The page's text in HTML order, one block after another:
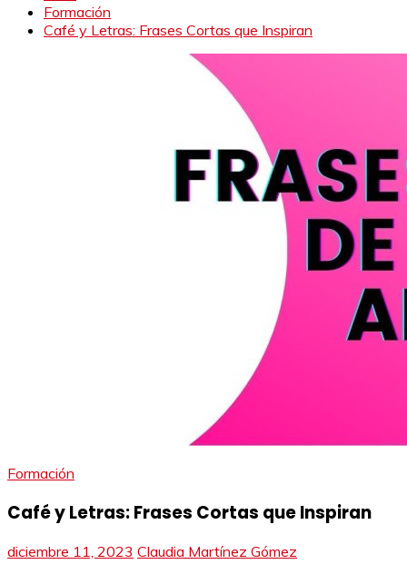
Formación
Café y Letras: Frases Cortas que Inspiran
Formación
Café y Letras: Frases Cortas que Inspiran
diciembre 11, 2023 Claudia Martínez Gómez